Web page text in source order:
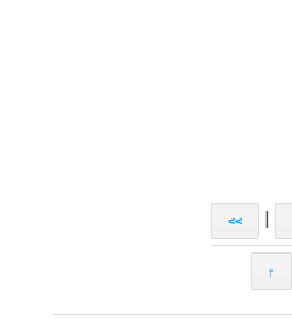
<<
↑